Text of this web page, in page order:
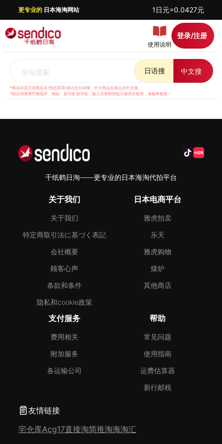
更专业的日本海淘网站 1日元=0.0427元
使用说明
登录/注册
全站搜索 日语搜 中文搜
*商品ID及日语商品名(包括英语)请点击日语搜；中文商品名请点击中文搜。
*组合词请用空格隔开，例如：喜玛诺 纺车轮，输入后有联想提示请优先使用，准确率更高！
千纸鹤日淘——更专业的日本海淘代拍平台
关于我们
关于我们
特定商取引法に基づく表記
会社概要
顾客心声
条款和条件
隐私和cookie政策
日本电商平台
雅虎拍卖
乐天
雅虎购物
煤炉
其他商店
支付服务
费用相关
附加服务
各运输公司
帮助
常见问题
使用指南
运费估算器
新行邮税
友情链接
宅仓库Acg17直接淘简推淘海淘汇